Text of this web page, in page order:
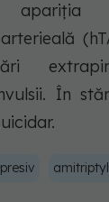
apariţia
În